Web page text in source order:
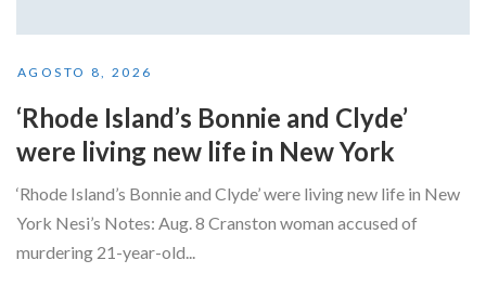
AGOSTO 8, 2026
‘Rhode Island’s Bonnie and Clyde’
were living new life in New York
‘Rhode Island’s Bonnie and Clyde’ were living new life in New
York Nesi’s Notes: Aug. 8 Cranston woman accused of
murdering 21-year-old...